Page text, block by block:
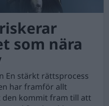
som nära
En stärkt rättsprocess
har framför allt
kommit fram till att